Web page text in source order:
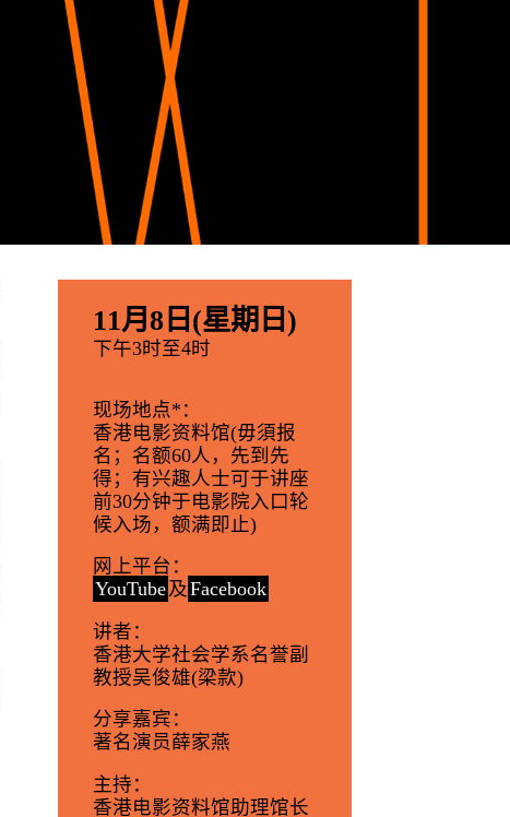
11月8日(星期日)
下午3时至4时
现场地点* ：
香港电影资料馆(毋須报
名；名额60人，先到先
得；有兴趣人士可于讲座
前30分钟于电影院入口轮
候入场，额满即止)
网上平台 ：
YouTube及 Facebook
讲者 ：
香港大学社会学系名誉副
教授吴俊雄(梁款)
分享嘉宾 ：
著名演员薛家燕
主持 ：
香港电影资料馆助理馆长